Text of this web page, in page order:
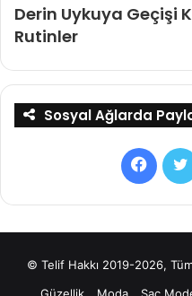
Derin Uykuya Geçişi
Rutinler
Sosyal Ağlarda
© Telif Hakkı 2019-2026,